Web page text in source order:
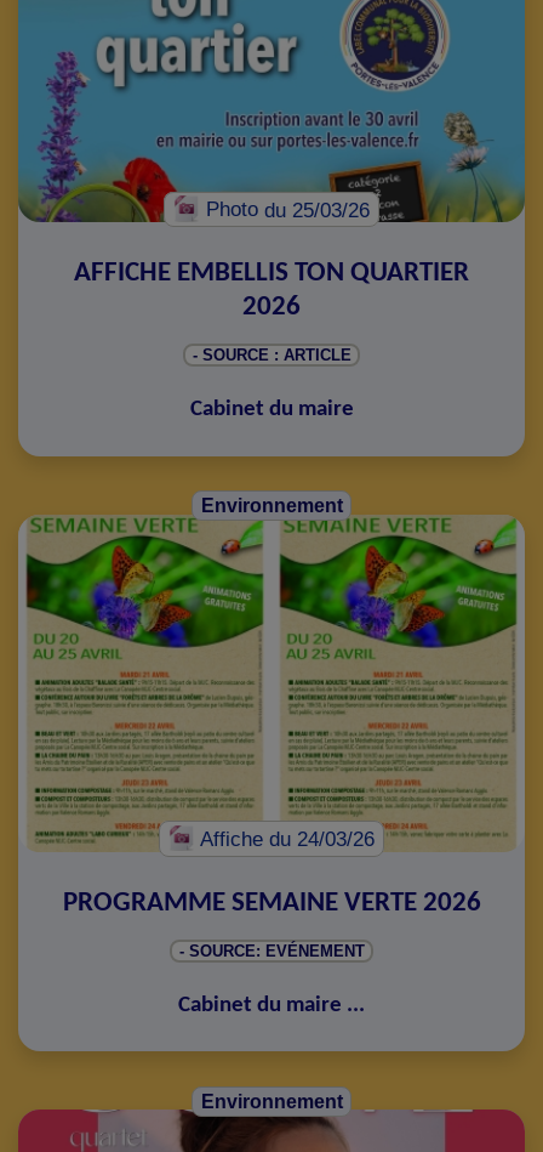
Photo du 25/03/26
AFFICHE EMBELLIS TON QUARTIER
2026
- SOURCE : ARTICLE
Cabinet du maire
Environnement
Affiche du 24/03/26
PROGRAMME SEMAINE VERTE 2026
- SOURCE: EVÉNEMENT
Cabinet du maire ...
Environnement